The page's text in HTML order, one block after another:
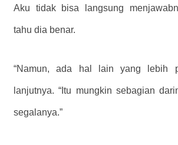
Aku tidak bisa langsung
tahu dia benar.
“Namun, ada hal lain yang lebih
lanjutnya. “Itu mungkin sebagian
segalanya.”